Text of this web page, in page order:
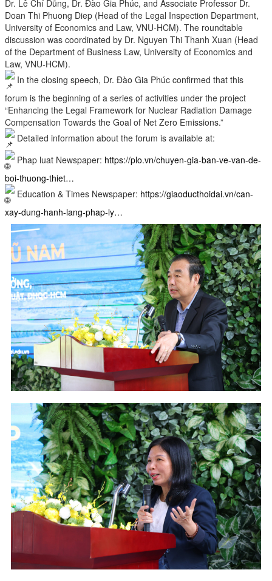
Dr. Lê Chí Dũng, Dr. Đào Gia Phúc, and Associate Professor Dr.
Doan Thi Phuong Diep (Head of the Legal Inspection Department,
University of Economics and Law, VNU-HCM). The roundtable
discussion was coordinated by Dr. Nguyen Thi Thanh Xuan (Head
of the Department of Business Law, University of Economics and
Law, VNU-HCM).
In the closing speech, Dr. Đào Gia Phúc confirmed that this
forum is the beginning of a series of activities under the project
“Enhancing the Legal Framework for Nuclear Radiation Damage
Compensation Towards the Goal of Net Zero Emissions.”
Detailed information about the forum is available at:
Phap luat Newspaper: https://plo.vn/chuyen-gia-ban-ve-van-de-
boi-thuong-thiet…
Education & Times Newspaper: https://giaoducthoidai.vn/can-
xay-dung-hanh-lang-phap-ly…